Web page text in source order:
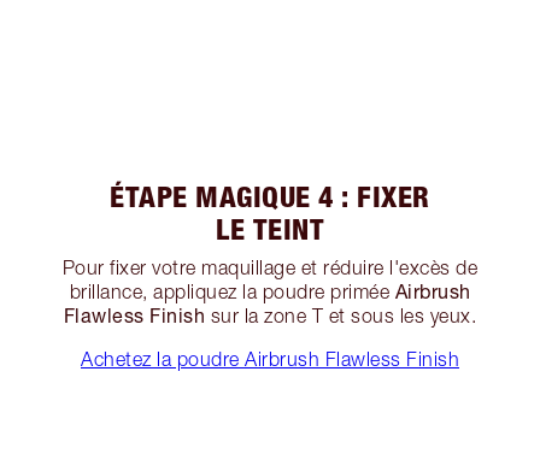
ÉTAPE MAGIQUE 4 : FIXER
LE TEINT
Pour fixer votre maquillage et réduire l'excès de
brillance, appliquez la poudre primée Airbrush
Flawless Finish sur la zone T et sous les yeux.
Achetez la poudre Airbrush Flawless Finish